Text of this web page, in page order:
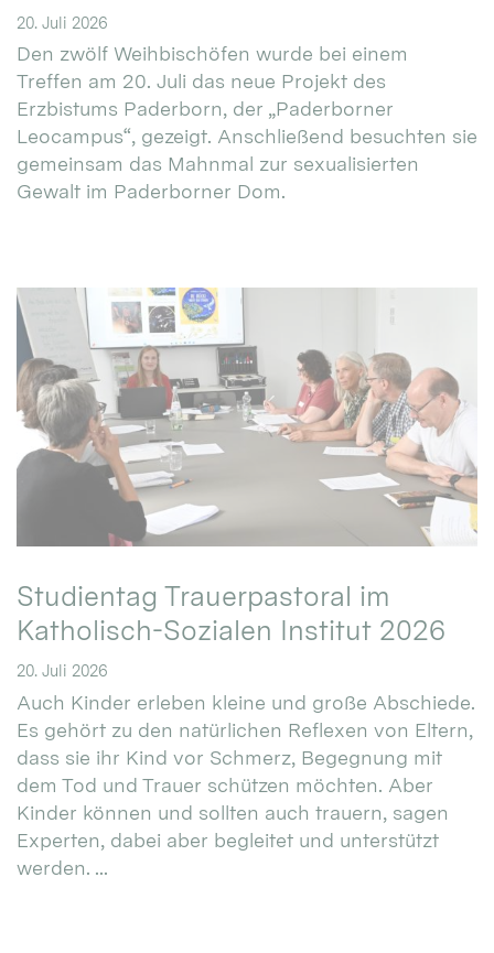
20. Juli 2026
Den zwölf Weihbischöfen wurde bei einem
Treffen am 20. Juli das neue Projekt des
Erzbistums Paderborn, der „Paderborner
Leocampus“, gezeigt. Anschließend besuchten sie
gemeinsam das Mahnmal zur sexualisierten
Gewalt im Paderborner Dom.
Studientag Trauerpastoral im
Katholisch-Sozialen Institut 2026
20. Juli 2026
Auch Kinder erleben kleine und große Abschiede.
Es gehört zu den natürlichen Reflexen von Eltern,
dass sie ihr Kind vor Schmerz, Begegnung mit
dem Tod und Trauer schützen möchten. Aber
Kinder können und sollten auch trauern, sagen
Experten, dabei aber begleitet und unterstützt
werden. ...